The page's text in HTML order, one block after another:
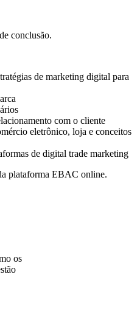
conclusão.
de marketing digital para
com o cliente
eletrônico, loja e conceitos
de digital trade marketing
plataforma EBAC online.
os